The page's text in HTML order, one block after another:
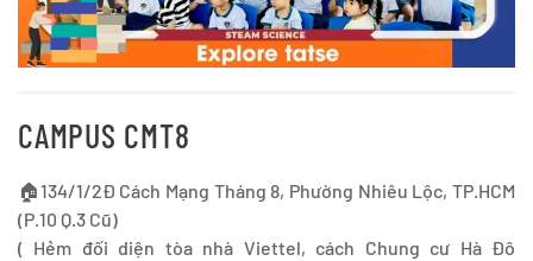
CAMPUS CMT8
🏠134/1/2Đ Cách Mạng Tháng 8, Phường Nhiêu Lộc, TP.HCM
(P.10 Q.3 Cũ)
( Hẻm đối diện tòa nhà Viettel, cách Chung cư Hà Đô